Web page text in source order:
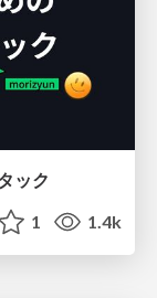
ック
1 1.4k